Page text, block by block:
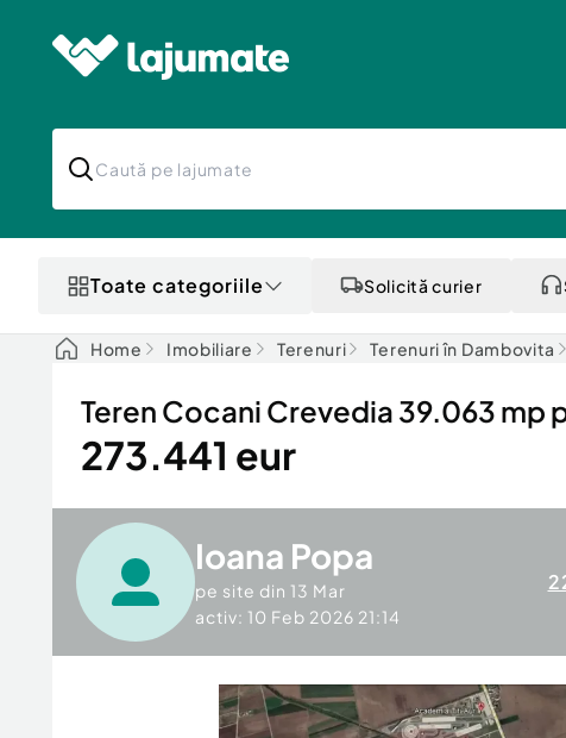
Toate categoriile Solicită curier
Home Imobiliare Terenuri Terenuri în Dambovita
Teren Cocani Crevedia 39.063
273.441 eur
Ioana Popa
pe site din 13 Mar
activ: 10 Feb 2026 21:14